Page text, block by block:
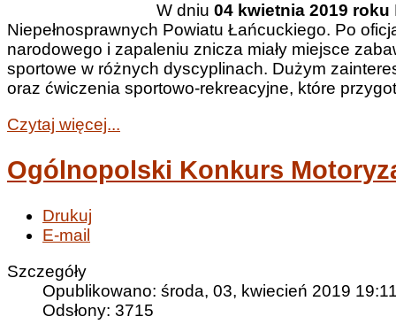
W dniu 04 kwietnia 2019 roku
Niepełnosprawnych Powiatu Łańcuckiego. Po
narodowego i zapaleniu znicza miały miejsce
sportowe w różnych dyscyplinach. Dużym
oraz ćwiczenia sportowo-rekreacyjne, które
Czytaj więcej...
Ogólnopolski Konkurs
Drukuj
E-mail
Szczegóły
Opublikowano: środa, 03, kwiecień 2019
Odsłony: 3715